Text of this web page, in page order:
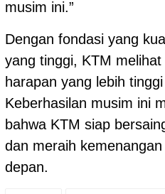
musim ini.”
Dengan fondasi yang
yang tinggi, KTM
harapan yang lebih
Keberhasilan musim ini
bahwa KTM siap
dan meraih
depan.